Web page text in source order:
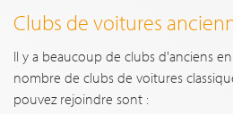
Clubs de voitures
Il y a beaucoup de clubs d'anciens
nombre de clubs de voitures
pouvez rejoindre sont :